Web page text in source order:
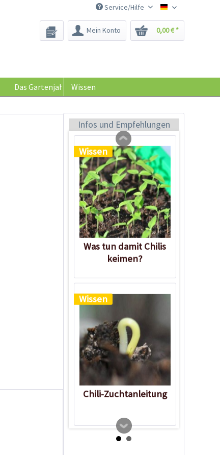
Saatgut-Biene
Service/Hilfe
Mein Konto 0,00 € *
Das Gartenjahr Wissen
Infos und Empfehlungen
Wissen
Chilis richtig düngen
Wissen
Was tun damit Chilis
keimen?
Wissen
Chili-Zuchtanleitung